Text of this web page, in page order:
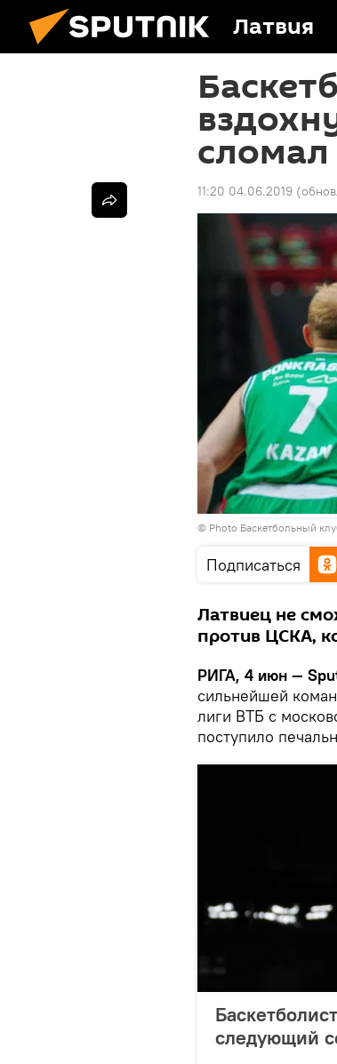
Латвия
11:20 04.06.2019
© Photo Баскетбольный
Подписаться
Латвиец не
против ЦСКА,
РИГА, 4 июн —
сильнейшей
лиги ВТБ с
поступило
следующий